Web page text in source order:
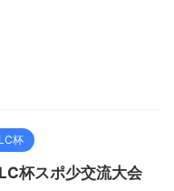
杯
杯スポ少交流大会